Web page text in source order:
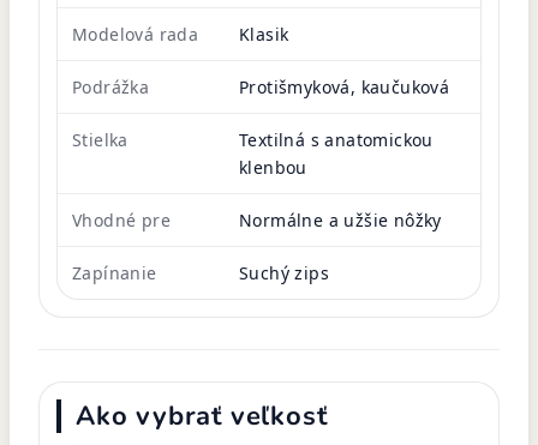
Modelová rada Klasik
Podrážka Protišmyková, kaučuková
Stielka
Textilná s anatomickou
klenbou
Vhodné pre Normálne a užšie nôžky
Zapínanie Suchý zips
Ako vybrať veľkosť